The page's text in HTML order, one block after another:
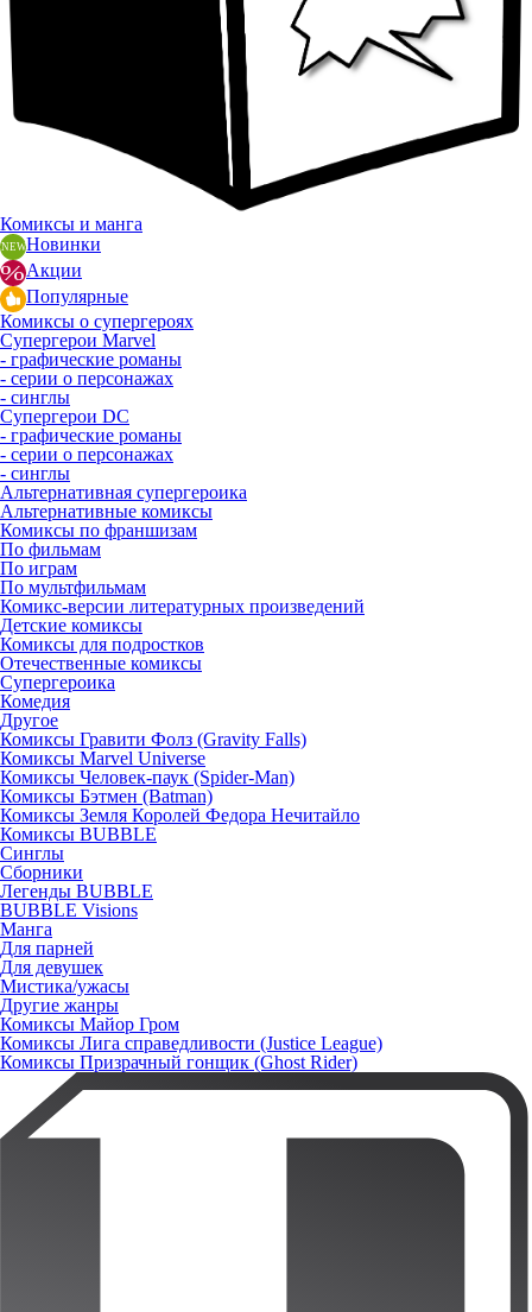
Комиксы и манга
Новинки
Акции
Популярные
Комиксы о супергероях
Супергерои Marvel
- графические романы
- серии о персонажах
- синглы
Супергерои DC
- графические романы
- серии о персонажах
- синглы
Альтернативная супергероика
Альтернативные комиксы
Комиксы по франшизам
По фильмам
По играм
По мультфильмам
Комикс-версии литературных произведений
Детские комиксы
Комиксы для подростков
Отечественные комиксы
Супергероика
Комедия
Другое
Комиксы Гравити Фолз (Gravity Falls)
Комиксы Marvel Universe
Комиксы Человек-паук (Spider-Man)
Комиксы Бэтмен (Batman)
Комиксы Земля Королей Федора Нечитайло
Комиксы BUBBLE
Синглы
Сборники
Легенды BUBBLE
BUBBLE Visions
Манга
Для парней
Для девушек
Мистика/ужасы
Другие жанры
Комиксы Майор Гром
Комиксы Лига справедливости (Justice League)
Комиксы Призрачный гонщик (Ghost Rider)